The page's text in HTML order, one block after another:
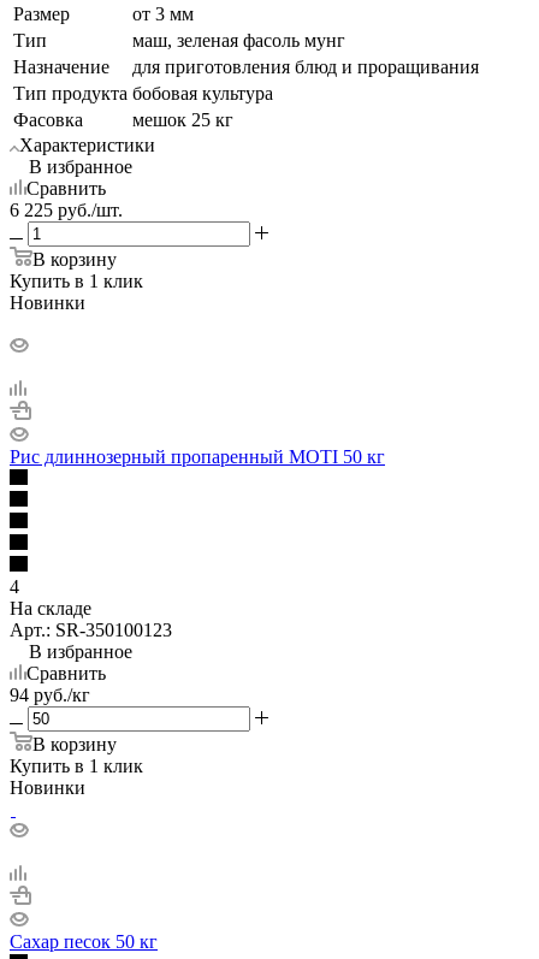
Размер
от 3 мм
Тип
маш, зеленая фасоль мунг
Назначение
для приготовления блюд и проращивания
Тип продукта бобовая культура
Фасовка
мешок 25 кг
Характеристики
В избранное
Сравнить
6 225 руб./шт.
В корзину
Купить в 1 клик
Новинки
Рис длиннозерный пропаренный MOTI 50 кг
4
На складе
Арт.: SR-350100123
В избранное
Сравнить
94 руб./кг
В корзину
Купить в 1 клик
Новинки
Сахар песок 50 кг